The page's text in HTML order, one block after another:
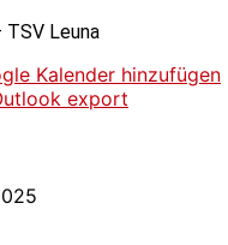
Leuna
Kalender hinzufügen
export